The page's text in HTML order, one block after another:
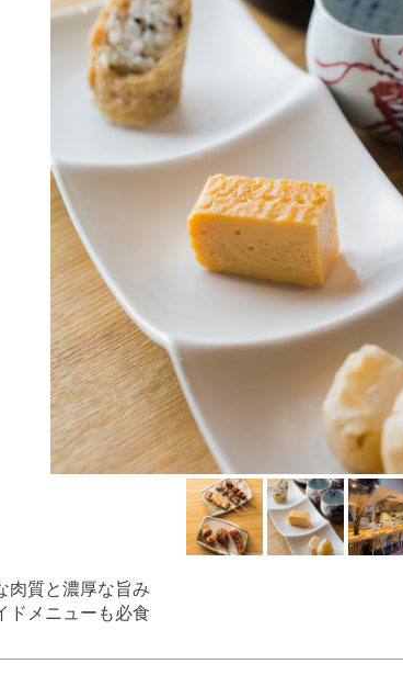
肉質と濃厚な旨み
ドメニューも必食